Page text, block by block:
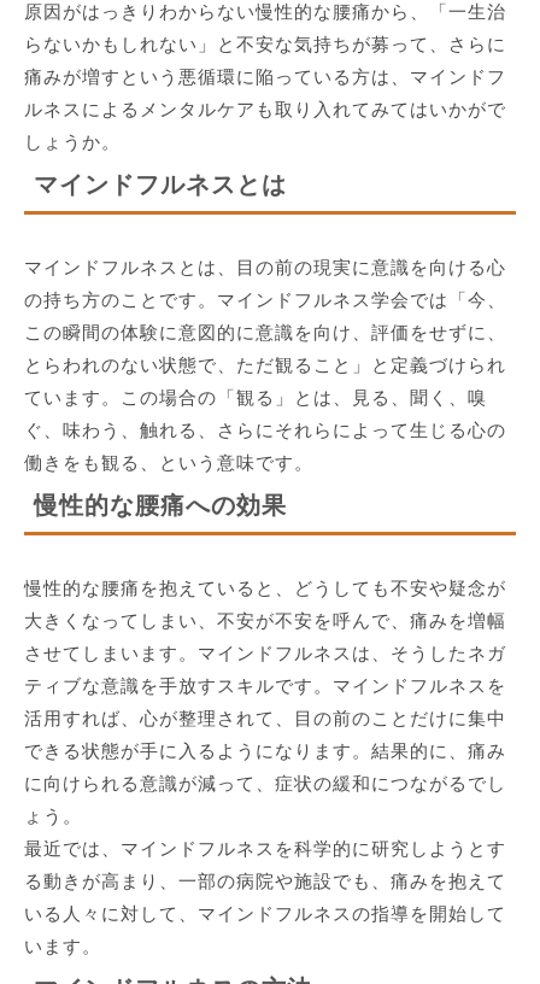
原因がはっきりわからない慢性的な腰痛から、「一生治
らないかもしれない」と不安な気持ちが募って、さらに
痛みが増すという悪循環に陥っている方は、マインドフ
ルネスによるメンタルケアも取り入れてみてはいかがで
しょうか。
マインドフルネスとは
マインドフルネスとは、目の前の現実に意識を向ける心
の持ち方のことです。マインドフルネス学会では「今、
この瞬間の体験に意図的に意識を向け、評価をせずに、
とらわれのない状態で、ただ観ること」と定義づけられ
ています。この場合の「観る」とは、見る、聞く、嗅
ぐ、味わう、触れる、さらにそれらによって生じる心の
働きをも観る、という意味です。
慢性的な腰痛への効果
慢性的な腰痛を抱えていると、どうしても不安や疑念が
大きくなってしまい、不安が不安を呼んで、痛みを増幅
させてしまいます。マインドフルネスは、そうしたネガ
ティブな意識を手放すスキルです。マインドフルネスを
活用すれば、心が整理されて、目の前のことだけに集中
できる状態が手に入るようになります。結果的に、痛み
に向けられる意識が減って、症状の緩和につながるでし
ょう。
最近では、マインドフルネスを科学的に研究しようとす
る動きが高まり、一部の病院や施設でも、痛みを抱えて
いる人々に対して、マインドフルネスの指導を開始して
います。